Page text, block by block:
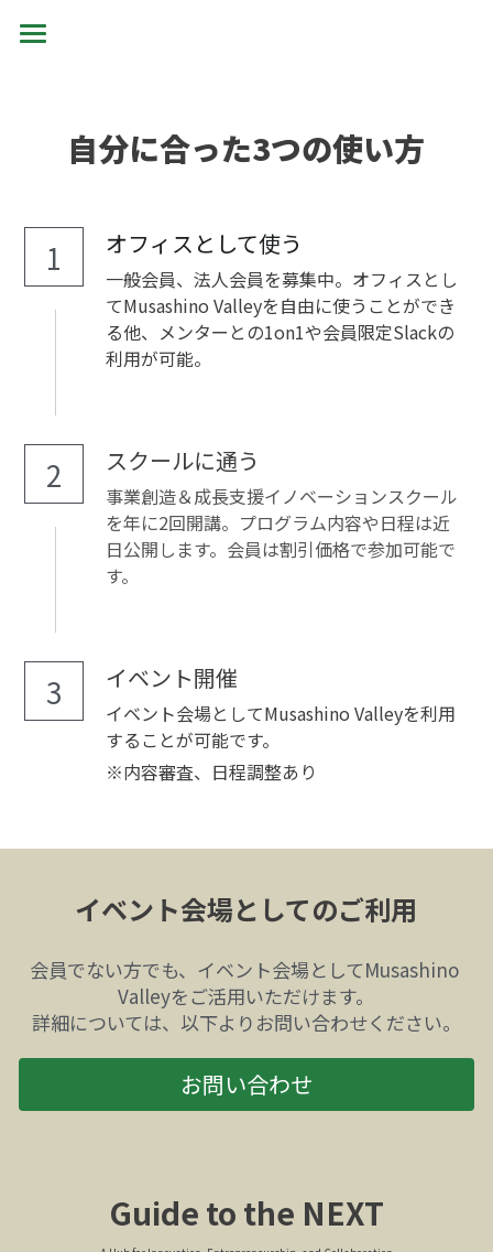
AIアカデミア第3期
MVIS 第1期
検索
自分に合った3つの使い方
1 オフィスとして使う
一般会員、法人会員を募集中。オフィスとし
てMusashino Valleyを自由に使うことができ
る他、メンターとの1on1や会員限定Slackの
利用が可能。
2 スクールに通う
事業創造＆成長支援イノベーションスクール
を年に2回開講。プログラム内容や日程は近
日公開します。会員は割引価格で参加可能で
す。
3 イベント開催
イベント会場としてMusashino Valleyを利用
することが可能です。
※内容審査、日程調整あり
イベント会場としてのご利用
会員でない方でも、イベント会場としてMusashino
Valleyをご活用いただけます。
詳細については、以下よりお問い合わせください。
お問い合わせ
Guide to the NEXT